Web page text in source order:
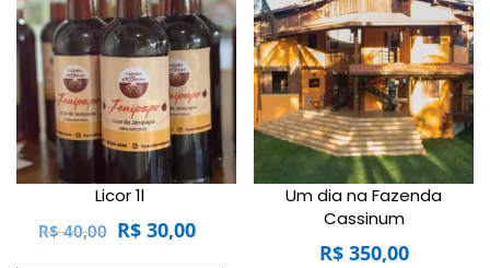
Licor 1l
R$40,00 O
R$ 30,00
Um dia na Fazenda
Cassinum
R$350,00